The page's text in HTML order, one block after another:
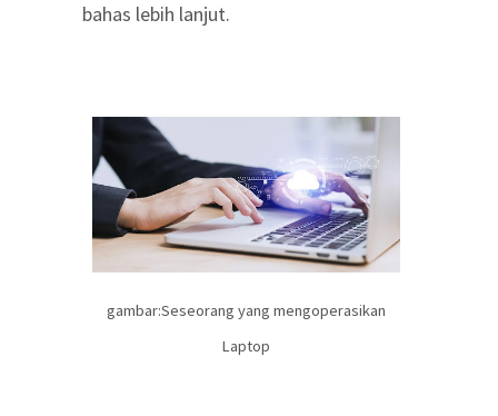
bahas lebih lanjut.
gambar:Seseorang yang mengoperasikan
Laptop